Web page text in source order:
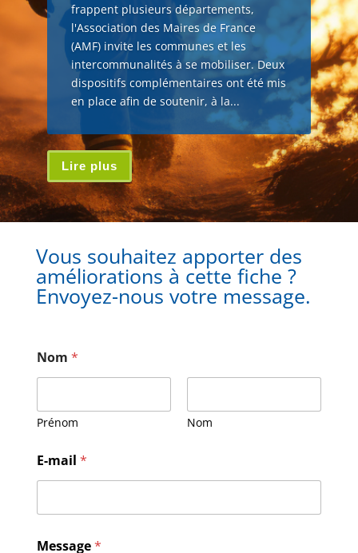
frappent plusieurs départements,
l'Association des Maires de France
(AMF) invite les communes et les
intercommunalités à se mobiliser. Deux
dispositifs complémentaires ont été mis
en place afin de soutenir, à la...
Lire plus
Vous souhaitez apporter des
améliorations à cette fiche ?
Envoyez-nous votre message.
Nom *
Prénom Nom
-
m
i
M
E-mail *
Message*